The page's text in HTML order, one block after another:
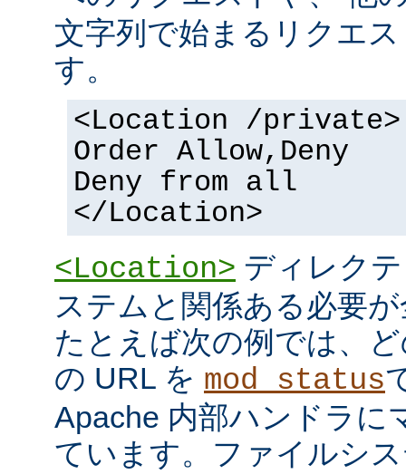
文字列で始まるリクエ
す。
<Location /private>
Order Allow,Deny
Deny from all
</Location>
<Location> ディレク
ステムと関係ある必要
たとえば次の例では、
の URL を mod_status
Apache 内部ハンドラに
ています。ファイルシ